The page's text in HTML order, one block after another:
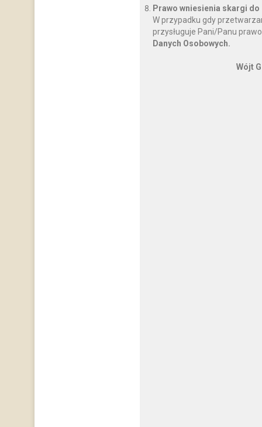
Prawo wniesienia skargi
W przypadku gdy
przysługuje Pani/Panu
Danych Osobowych.
Wójt